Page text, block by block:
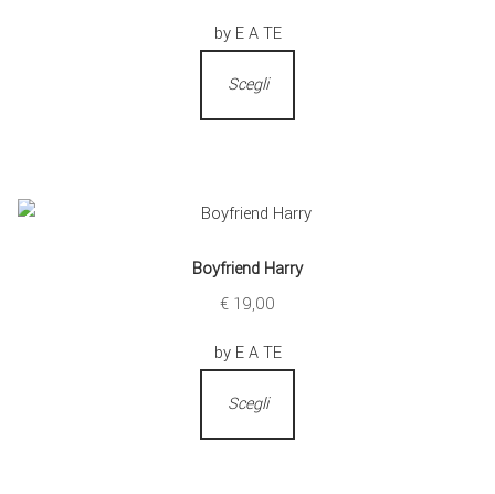
by E A TE
Scegli
Boyfriend Harry
€ 19,00
by E A TE
Scegli